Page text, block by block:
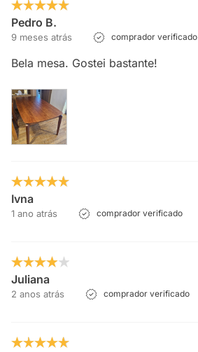
Pedro B.
9 meses atrás comprador verificado
Bela mesa. Gostei bastante!
Ivna
1 ano atrás comprador verificado
Juliana
2 anos atrás comprador verificado